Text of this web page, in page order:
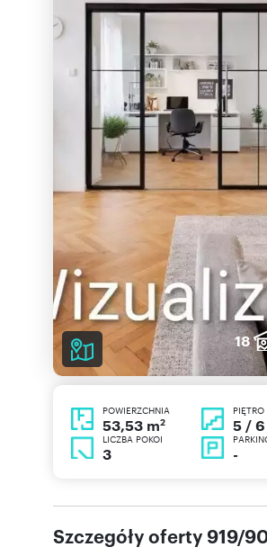
18
POWIERZCHNIA
53,53 m2
PIĘTRO
5 / 6
LICZBA POKOI
3 -
Szczegóły oferty 919/